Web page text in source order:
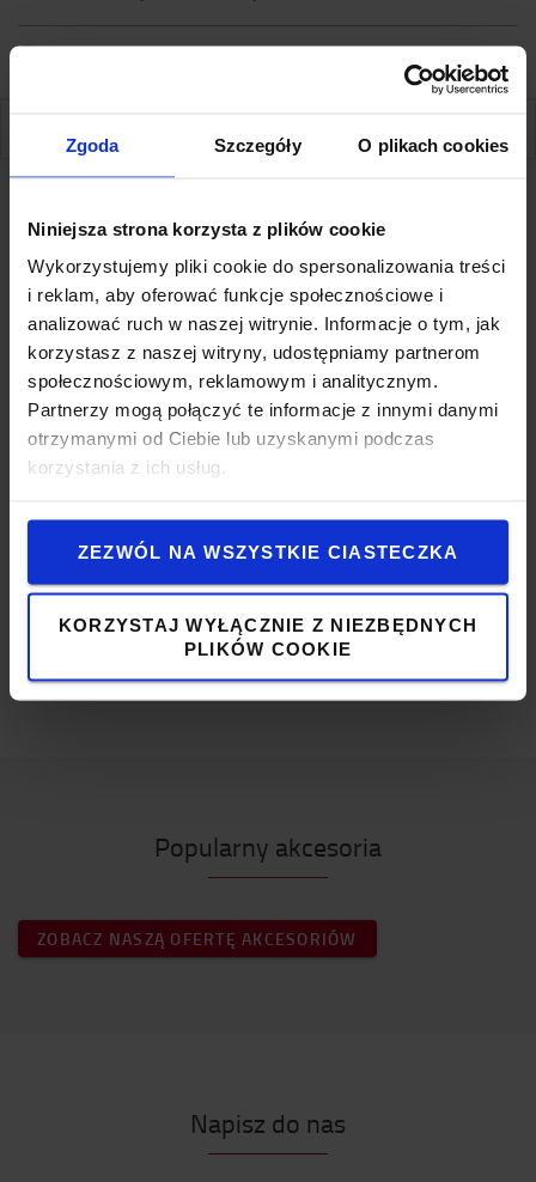
Zgoda Szczegóły O plikach cookies
Niniejsza strona korzysta z plików cookie
Wykorzystujemy pliki cookie do spersonalizowania treści
i reklam, aby oferować funkcje społecznościowe i
analizować ruch w naszej witrynie. Informacje o tym, jak
korzystasz z naszej witryny, udostępniamy partnerom
społecznościowym, reklamowym i analitycznym.
Partnerzy mogą połączyć te informacje z innymi danymi
otrzymanymi od Ciebie lub uzyskanymi podczas
korzystania z ich usług.
ZEZWÓL NA WSZYSTKIE CIASTECZKA
KORZYSTAJ WYŁĄCZNIE Z NIEZBĘDNYCH
PLIKÓW COOKIE
Dodatki
Specyfikacja
To wbudowane gniazdo umożliwia zapewnienie w
wózku widłowym zasilanie sprzętu
elektronicznego.
Specyfikacja techniczna
6 - 24 V
Wymiar montażowy: 18,5 mm
Ø wewn.: 12 mm
Waga:1g
Popularny akcesoria
ZOBACZ NASZĄ OFERTĘ AKCESORIÓW
Napisz do nas